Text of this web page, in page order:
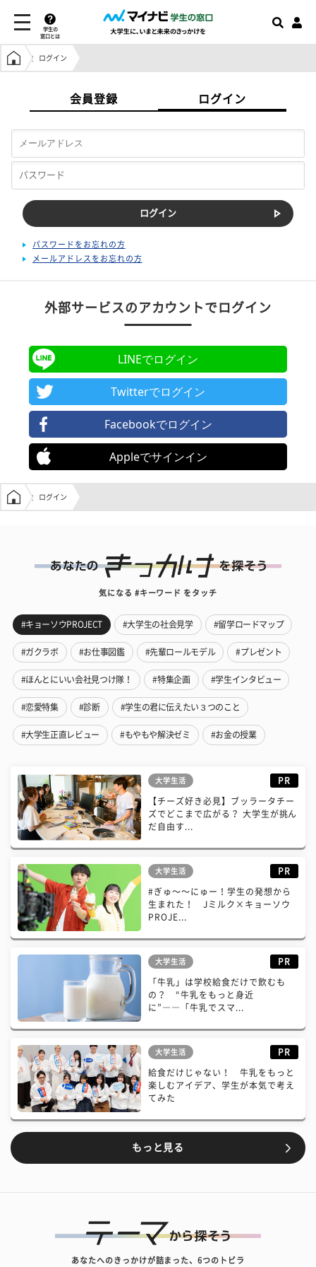
学生の
窓口とは
学生の窓口トップ
ログイン
会員登録 ログイン
パスワードをお忘れの方
メールアドレスをお忘れの方
外部サービスのアカウントでログイン
LINEでログイン
Twitterでログイン
Facebookでログイン
Appleでサインイン
学生の窓口トップ
ログイン
気になる #キーワード をタッチ
#キョーソウPROJECT #大学生の社会見学 #留学ロードマップ
#ガクラボ #お仕事図鑑 #先輩ロールモデル #プレゼント
#ほんとにいい会社見つけ隊！ #特集企画 #学生インタビュー
#恋愛特集 #診断 #学生の君に伝えたい３つのこと
#大学生正直レビュー #もやもや解決ゼミ #お金の授業
大学生活 PR
【チーズ好き必見】ブッラータチー
ズでどこまで広がる？ 大学生が挑ん
だ自由す...
大学生活 PR
#ぎゅ〜〜にゅー！学生の発想から
生まれた！ Jミルク×キョーソウ
PROJE...
大学生活 PR
「牛乳」は学校給食だけで飲むも
の？ “牛乳をもっと身近
に”――「牛乳でスマ...
大学生活 PR
給食だけじゃない！ 牛乳をもっと
楽しむアイデア、学生が本気で考え
てみた
もっと見る
あなたへのきっかけが詰まった、6つのトビラ